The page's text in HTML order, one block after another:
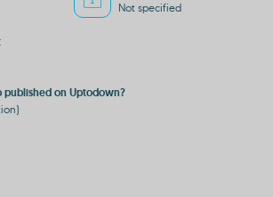
Not specified
published on Uptodown?